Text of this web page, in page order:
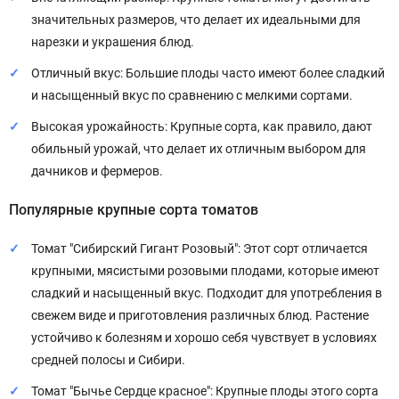
значительных размеров, что делает их идеальными для
нарезки и украшения блюд.
Отличный вкус: Большие плоды часто имеют более сладкий
и насыщенный вкус по сравнению с мелкими сортами.
Высокая урожайность: Крупные сорта, как правило, дают
обильный урожай, что делает их отличным выбором для
дачников и фермеров.
Популярные крупные сорта томатов
Томат "Сибирский Гигант Розовый": Этот сорт отличается
крупными, мясистыми розовыми плодами, которые имеют
сладкий и насыщенный вкус. Подходит для употребления в
свежем виде и приготовления различных блюд. Растение
устойчиво к болезням и хорошо себя чувствует в условиях
средней полосы и Сибири.
Томат "Бычье Сердце красное": Крупные плоды этого сорта